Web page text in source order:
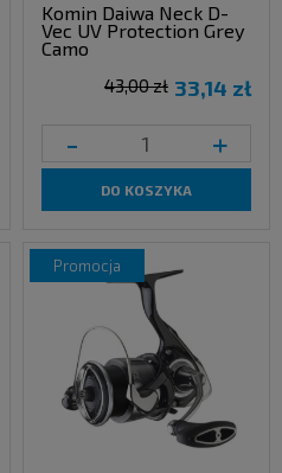
Komin Daiwa Neck D-
Vec UV Protection Grey
Camo
33,14 zł
43,00 zł
- +
DO KOSZYKA
promocja